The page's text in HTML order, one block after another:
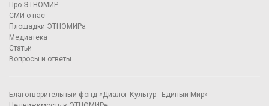
Про ЭТНОМИР
СМИ о нас
Площадки ЭТНОМИРа
Медиатека
Статьи
Вопросы и ответы
Благотворительный фонд «Диалог Культур - Единый Мир»